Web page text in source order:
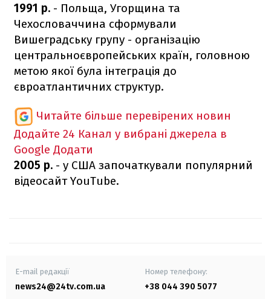
1991 р. - Польща, Угорщина та
Чехословаччина сформували
Вишеградську групу - організацію
центральноєвропейських країн, головною
метою якої була інтеграція до
євроатлантичних структур.
Читайте більше перевірених новин
Додайте 24 Канал у вибрані джерела в
Google Додати
2005 р. - у США започаткували популярний
відеосайт YouTube.
E-mail редакції
news24@24tv.com.ua
Номер телефону:
+38 044 390 5077